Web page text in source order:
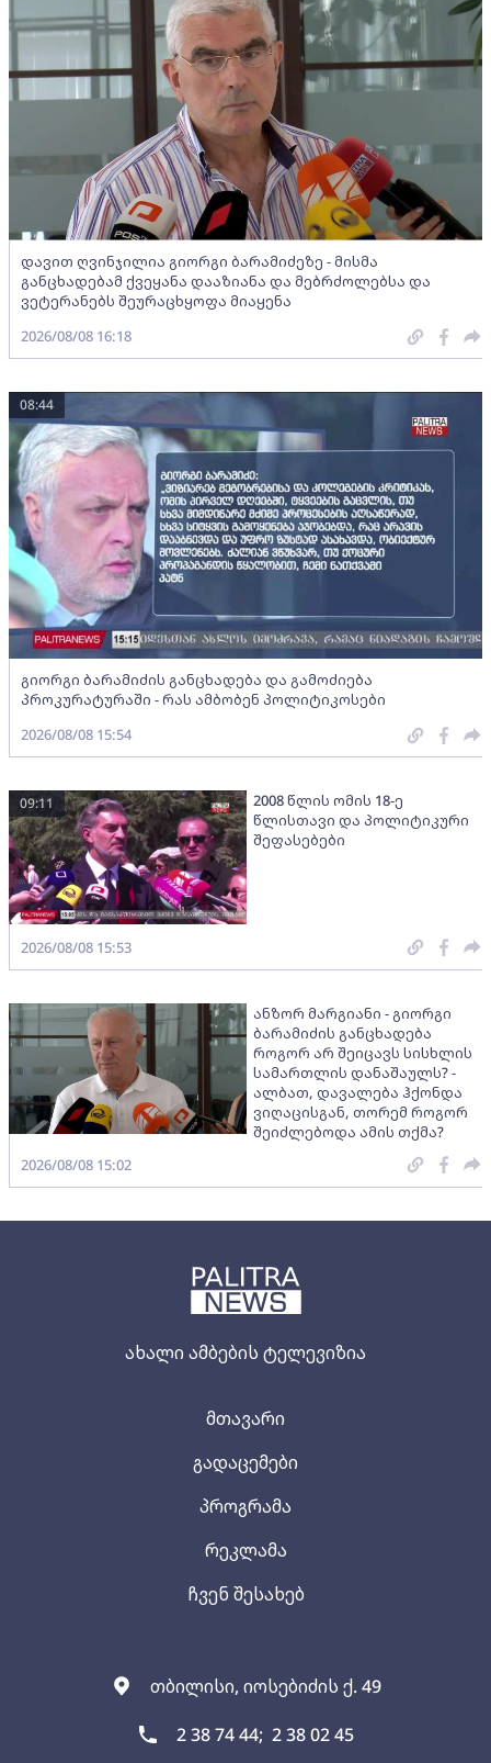
ახალი ამბების ტელევიზია
თბილისი, იოსებიძის ქ. 49
2 38 74 44; 2 38 02 45
მთავარი
გადაცემები
პროგრამა
რეკლამა
ჩვენ შესახებ
დავით ღვინჯილია გიორგი ბარამიძეზე - მისმა
განცხადებამ ქვეყანა დააზიანა და მებრძოლებსა და
ვეტერანებს შეურაცხყოფა მიაყენა
2026/08/08 16:18
გიორგი ბარამიძის განცხადება და გამოძიება
პროკურატურაში - რას ამბობენ პოლიტიკოსები
08:44
2026/08/08 15:54
2008 წლის ომის 18-ე
წლისთავი და პოლიტიკური
შეფასებები
09:11
2026/08/08 15:53
ანზორ მარგიანი - გიორგი
ბარამიძის განცხადება
როგორ არ შეიცავს სისხლის
სამართლის დანაშაულს? -
ალბათ, დავალება ჰქონდა
ვიღაცისგან, თორემ როგორ
შეიძლებოდა ამის თქმა?
2026/08/08 15:02